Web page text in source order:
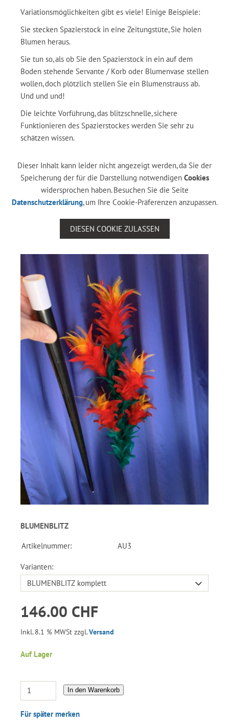
Variationsmöglichkeiten gibt es viele! Einige Beispiele:
Sie stecken Spazierstock in eine Zeitungstüte, Sie holen
Blumen heraus.
Sie tun so, als ob Sie den Spazierstock in ein auf dem
Boden stehende Servante / Korb oder Blumenvase stellen
wollen, doch plötzlich stellen Sie ein Blumenstrauss ab.
Und und und!
Die leichte Vorführung, das blitzschnelle, sichere
Funktionieren des Spazierstockes werden Sie sehr zu
schätzen wissen.
Dieser Inhalt kann leider nicht angezeigt werden, da Sie der
Speicherung der für die Darstellung notwendigen Cookies
widersprochen haben. Besuchen Sie die Seite
Datenschutzerklärung, um Ihre Cookie-Präferenzen anzupassen.
DIESEN COOKIE ZULASSEN
BLUMENBLITZ
Artikelnummer: AU3
Varianten:
146.00 CHF
Inkl. 8.1 % MWSt zzgl.Versand
Auf Lager
In den Warenkorb
Für später merken